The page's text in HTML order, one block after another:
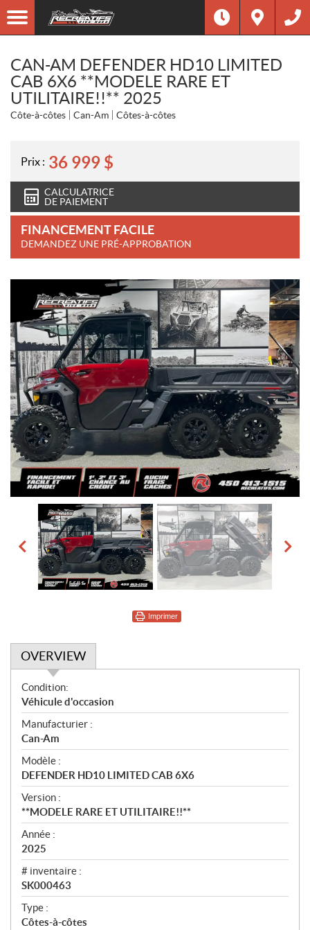
CAN-AM DEFENDER HD10 LIMITED
CAB 6X6 **MODELE RARE ET
UTILITAIRE!!** 2025
Côte-à-côtes Can-Am Côtes-à-côtes
Prix : 36 999 $
CALCULATRICE
DE PAIEMENT
FINANCEMENT FACILE
DEMANDEZ UNE PRÉ-APPROBATION
Imprimer
OVERVIEW
O
v
e
r
v
i
e
w
Condition:
Véhicule d'occasion
Manufacturier :
Can-Am
Modèle :
DEFENDER HD10 LIMITED CAB 6X6
Version :
**MODELE RARE ET UTILITAIRE!!**
Année :
2025
# inventaire :
SK000463
Type :
Côtes-à-côtes